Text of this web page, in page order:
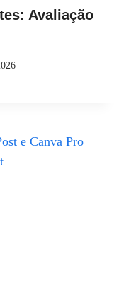
Avaliação